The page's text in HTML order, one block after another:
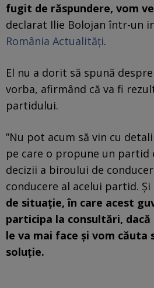
fugit de răspundere, vom
declarat Ilie Bolojan într-un
România Actualități.
El nu a dorit să spună
vorba, afirmând că va fi
partidului.
”Nu pot acum să vin cu
pe care o propune un
decizii a biroului de
conducere al acelui partid.
de situație, în care acest
participa la consultări,
le va mai face și vom căuta
soluție.